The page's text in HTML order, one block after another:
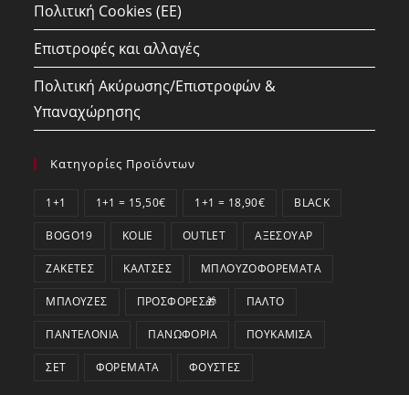
Πολιτική Cookies (ΕΕ)
Επιστροφές και αλλαγές
Πολιτική Ακύρωσης/Επιστροφών &
Υπαναχώρησης
Κατηγορίες Προϊόντων
1+1 1+1 = 15,50€ 1+1 = 18,90€ BLACK
BOGO19 KOLIE OUTLET ΑΞΕΣΟΥΆΡ
ΖΑΚΈΤΕΣ ΚΆΛΤΣΕΣ ΜΠΛΟΥΖΟΦΟΡΈΜΑΤΑ
ΜΠΛΟΎΖΕΣ ΠΡΟΣΦΟΡΕΣ🎁 ΠΑΛΤΌ
ΠΑΝΤΕΛΌΝΙΑ ΠΑΝΩΦΌΡΙΑ ΠΟΥΚΆΜΙΣΑ
ΣΕΤ ΦΟΡΈΜΑΤΑ ΦΟΎΣΤΕΣ